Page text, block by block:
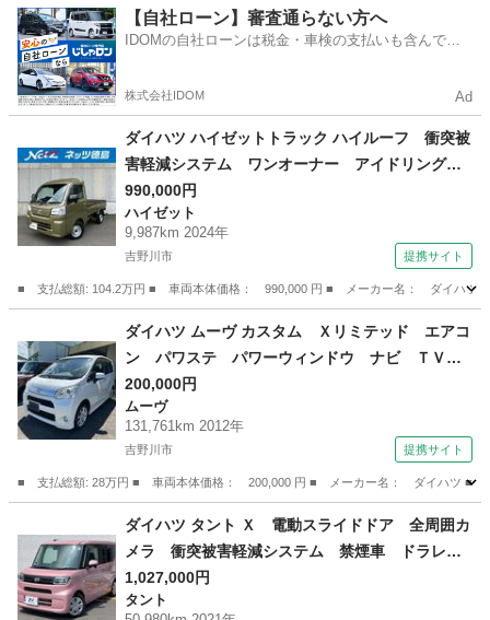
香川 坂出市 タント
【自社ローン】審査通らない方へ
IDOMの自社ローンは税金・車検の支払いも含んでい
株式会社IDOM Ad
ダイハツ ハイゼットトラック ハイルーフ 衝突被
害軽減システム ワンオーナー アイドリングス
トップ （検8.10）
990,000円
ハイゼット
9,987km 2024年
吉野川市 提携サイト
■ 支払総額: 104.2万円 ■ 車両本体価格： 990,000 円 ■ メーカー名： ダイハツ
ハイゼット
ダイハツ ムーヴ カスタム Ｘリミテッド エアコ
ン パワステ パワーウィンドウ ナビ ＴＶ
キーレス スマートキー バックカメラ ＥＴ
Ｃ アイドリングストップ ベンチシート （車検
整備付）
200,000円
ムーヴ
131,761km 2012年
吉野川市 提携サイト
■ 支払総額: 28万円 ■ 車両本体価格： 200,000 円 ■ メーカー名： ダイハツ
ムーヴ
ダイハツ タント Ｘ 電動スライドドア 全周囲カ
メラ 衝突被害軽減システム 禁煙車 ドラレ
コ コーナーセンサー ＬＥＤヘッド ビルトイ
ンＥＴＣ オートライト オートエアコン Ｂｌ
1,027,000円
タント